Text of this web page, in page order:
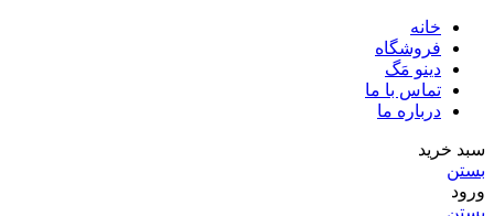
خانه
فروشگاه
دینو مَگ
تماس با ما
درباره ما
سبد خرید
بستن
ورود